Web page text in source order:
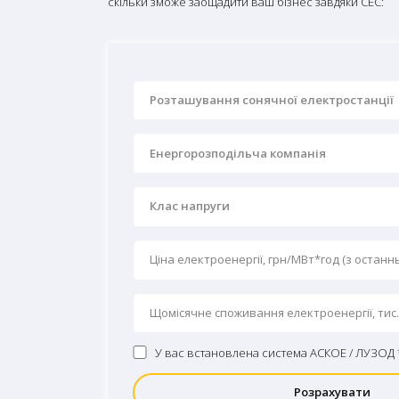
Розташування сонячної електростанції
Енергорозподільча компанія
Клас напруги
У вас встановлена ​​система АСКОЕ / ЛУЗОД
Розрахувати